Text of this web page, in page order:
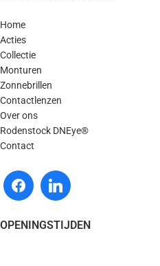
Home
Acties
Collectie
Monturen
Zonnebrillen
Contactlenzen
Over ons
Rodenstock DNEye®
Contact
OPENINGSTIJDEN